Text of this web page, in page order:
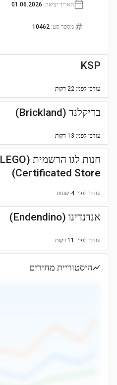
תאריך יציאה:
01.06.2026
מספר סט:
10462
KSP
עודכן לפני: 22 דקות
בריקלנד (Brickland)
עודכן לפני: 13 דקות
חנות לגו הרשמית (LEGO
Certificated Store)
עודכן לפני: 4 שעות
אנדנדינו (Endendino)
עודכן לפני: 11 דקות
היסטוריית מחירים